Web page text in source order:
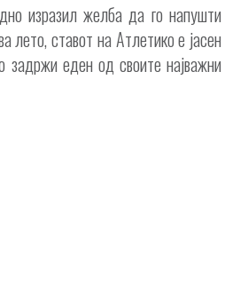
изразил желба да го напушти
лето, ставот на Атлетико е јасен
задржи еден од своите најважни